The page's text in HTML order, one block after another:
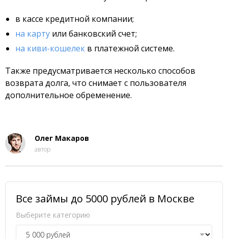
в кассе кредитной компании;
на карту или банковский счет;
на киви-кошелек в платежной системе.
Также предусматривается несколько способов
возврата долга, что снимает с пользователя
дополнительное обременение.
Олег Макаров
автор
Все займы до 5000 рублей в Москве
Выберите категорию